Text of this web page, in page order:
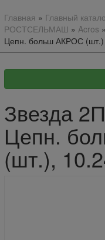
Главная » Главный
РОСТСЕЛЬМАШ » Acros »
Цепн. больш АКРОС (шт.)
Звезда
Цепн.
(шт.),